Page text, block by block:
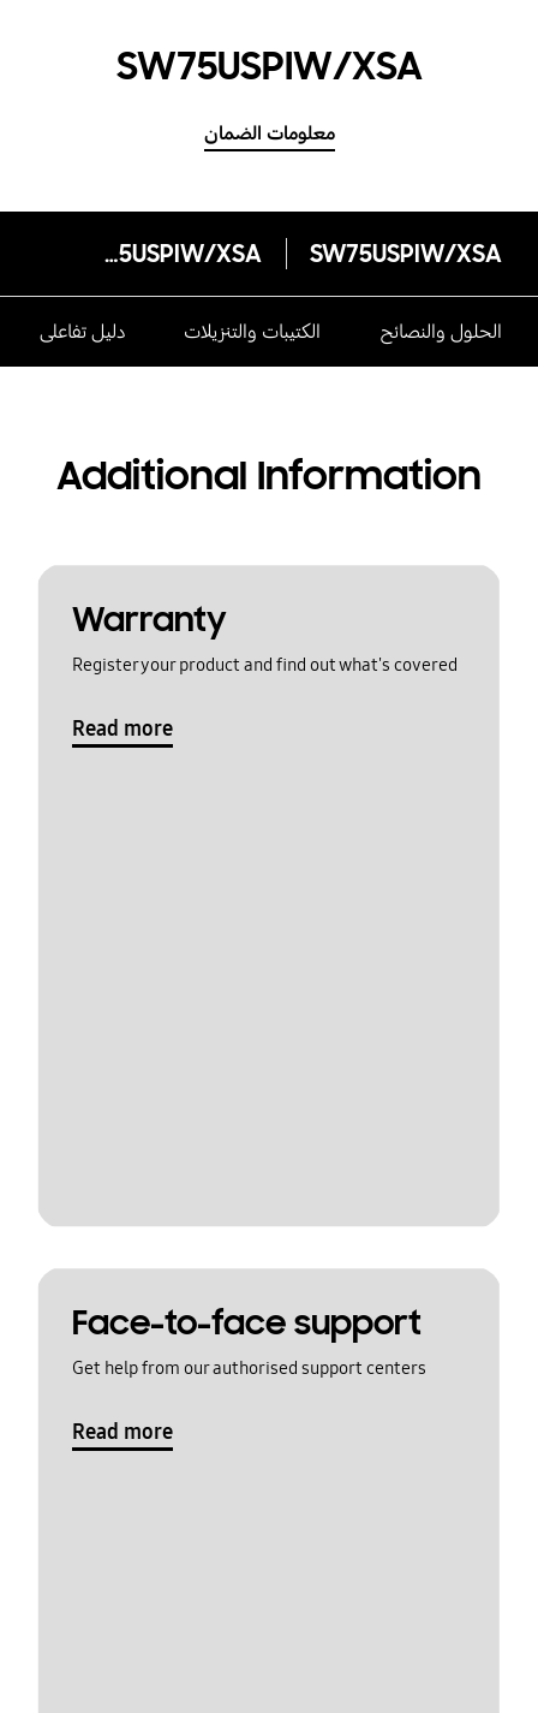
SW75USPIW/XSA
معلومات الضمان
SW75USPIW/XSA
SW75USPIW/XSA
الحلول والنصائح الكتيبات والتنزيلات دليل تفاعلى
Additional Information
Warranty
Register your product and find out what's covered
Read more
Face-to-face support
Get help from our authorised support centers
Read more